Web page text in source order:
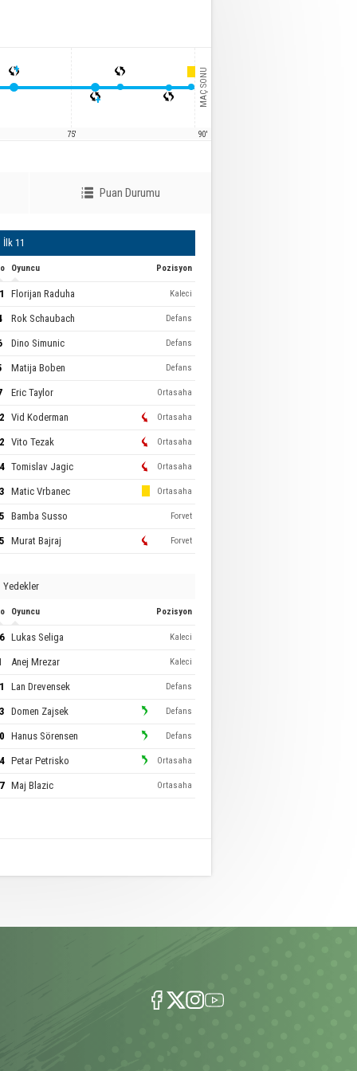
+
+
75'
MAÇ SONU
90'
Puan Durumu
İlk 11
Oyuncu Pozisyon
Florijan Raduha Kaleci
Rok Schaubach Defans
Dino Simunic Defans
Matija Boben Defans
Eric Taylor Ortasaha
Vid Koderman Ortasaha
Vito Tezak Ortasaha
Tomislav Jagic Ortasaha
Matic Vrbanec Ortasaha
Bamba Susso Forvet
Murat Bajraj Forvet
Yedekler
Oyuncu Pozisyon
Lukas Seliga Kaleci
Anej Mrezar Kaleci
Lan Drevensek Defans
Domen Zajsek Defans
Hanus Sörensen Defans
Petar Petrisko Ortasaha
Maj Blazic Ortasaha